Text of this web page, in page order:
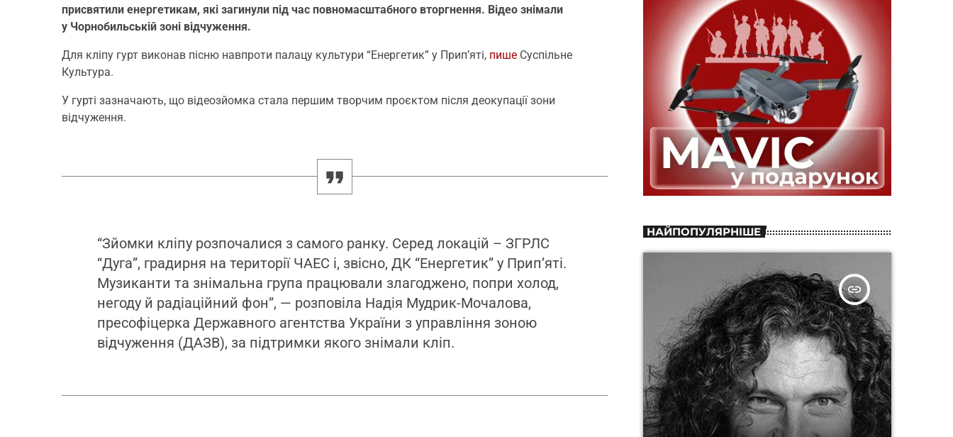
присвятили енергетикам, які загинули під час повномасштабного вторгнення. Відео знімали
у Чорнобильській зоні відчуження.
Для кліпу гурт виконав пісню навпроти палацу культури “Енергетик” у Прип’яті, пише Суспільне
Культура.
У гурті зазначають, що відеозйомка стала першим творчим проєктом після деокупації зони
відчуження.
“Зйомки кліпу розпочалися з самого ранку. Серед локацій – ЗГРЛС
“Дуга”, градирня на території ЧАЕС і, звісно, ДК “Енергетик” у Прип’яті.
Музиканти та знімальна група працювали злагоджено, попри холод,
негоду й радіаційний фон”, — розповіла Надія Мудрик-Мочалова,
пресофіцерка Державного агентства України з управління зоною
відчуження (ДАЗВ), за підтримки якого знімали кліп.
НАЙПОПУЛЯРНІШЕ
insert_link